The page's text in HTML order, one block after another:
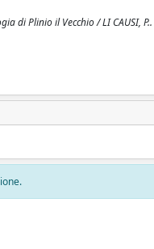
Plinio il Vecchio / LI CAUSI, P..